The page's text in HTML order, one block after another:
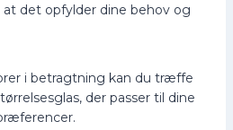
det opfylder dine behov og
i betragtning kan du træffe
der passer til dine